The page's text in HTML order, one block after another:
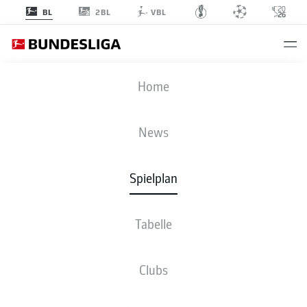
BL 2BL VBL
Home
News
Spielplan
Tabelle
Clubs
FCA
AUFSTELLUNGEN
Fr., 12.03.2027 - So., 14.03.2027